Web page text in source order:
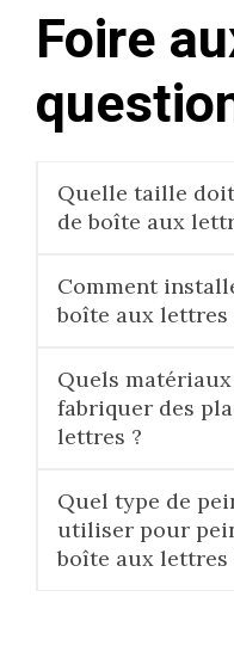
Foire
Quelle taille
de boîte aux
Comment
boîte aux lettres
Quels
fabriquer des
lettres ?
Quel type de
utiliser pour
boîte aux lettres